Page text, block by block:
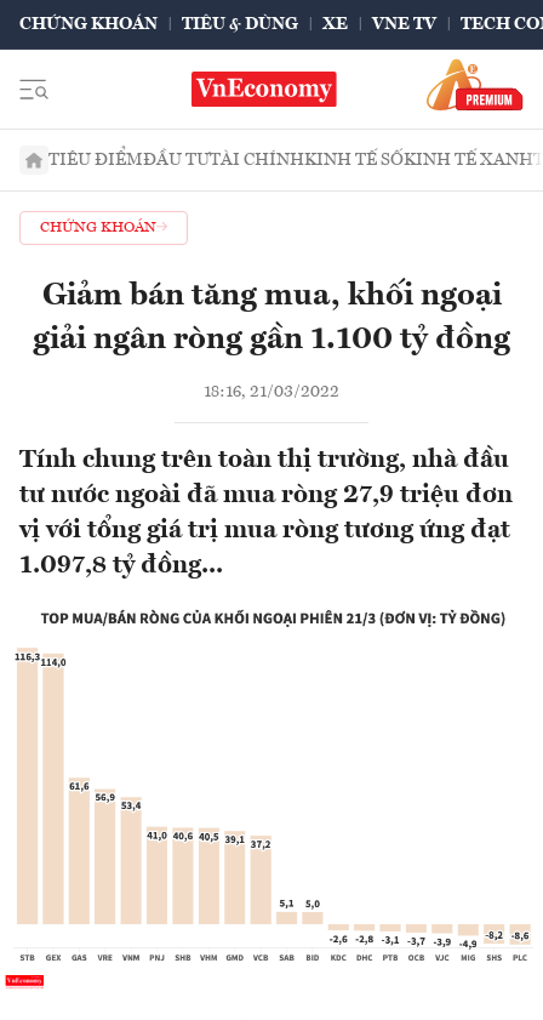
CHỨNG KHOÁN TIÊU & DÙNG XE VNE TV TECH
TIÊU ĐIỂMĐẦU TƯTÀI CHÍNHKINH TẾ SỐKINH TẾ XANH
CHỨNG KHOÁN
Giảm bán tăng mua, khối ngoại
giải ngân ròng gần 1.100 tỷ đồng
18:16, 21/03/2022
Tính chung trên toàn thị trường, nhà đầu
tư nước ngoài đã mua ròng 27,9 triệu đơn
vị với tổng giá trị mua ròng tương ứng đạt
1.097,8 tỷ đồng...